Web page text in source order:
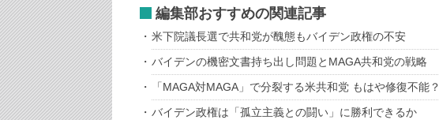
編集部おすすめの関連記事
米下院議長選で共和党が醜態もバイデン政権の不安
バイデンの機密文書持ち出し問題とMAGA共和党の戦略
「MAGA対MAGA」で分裂する米共和党 もはや修復不能？
バイデン政権は「孤立主義との闘い」に勝利できるか